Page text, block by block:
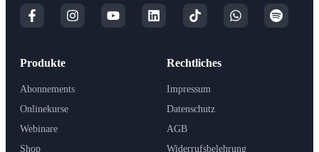
Produkte
Abonnements
Onlinekurse
Webinare
Shop
Rechtliches
Impressum
Datenschutz
AGB
Widerrufsbelehrung